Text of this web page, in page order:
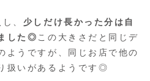
、 少しだけ長かった分は自
した◎ この大きさだと同じデ
ようですが、同じお店で他の
扱いがあるようです◎